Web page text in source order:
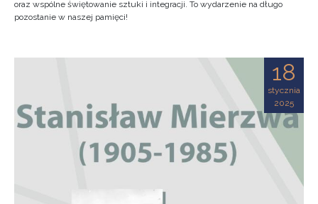
oraz wspólne świętowanie sztuki i integracji. To wydarzenie na długo
pozostanie w naszej pamięci!
18
stycznia
2025